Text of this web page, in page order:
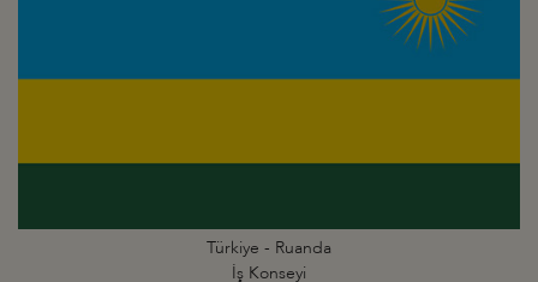
Türkiye - Ruanda
İş Konseyi